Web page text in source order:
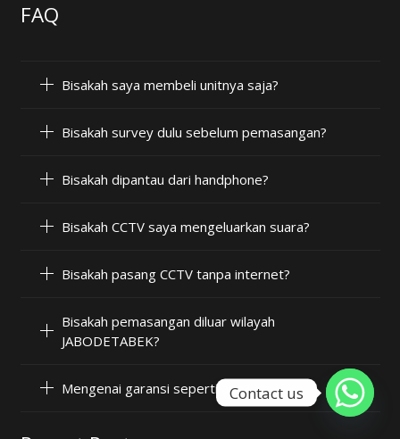
FAQ
Bisakah saya membeli unitnya saja?
Bisakah survey dulu sebelum pemasangan?
Bisakah dipantau dari handphone?
Bisakah CCTV saya mengeluarkan suara?
Bisakah pasang CCTV tanpa internet?
Bisakah pemasangan diluar wilayah
JABODETABEK?
Mengenai garansi seperti apa?Contact us